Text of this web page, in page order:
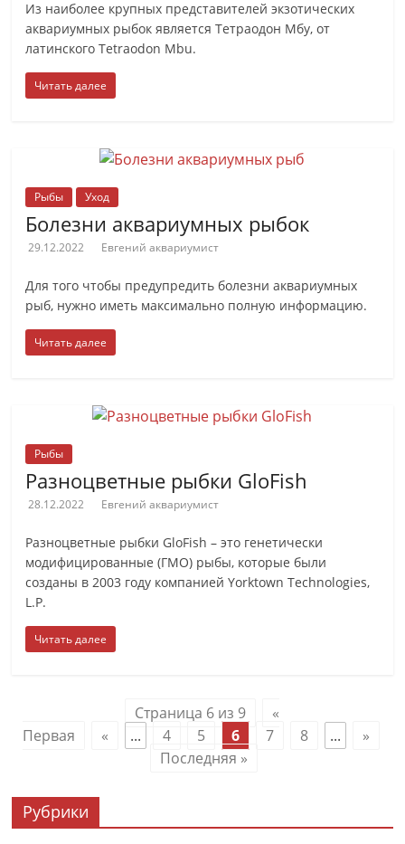
Из наиболее крупных представителей экзотических
аквариумных рыбок является Тетраодон Мбу, от
латинского Tetraodon Mbu.
Читать далее
Рыбы Уход
Болезни аквариумных рыбок
29.12.2022 Евгений аквариумист
Для того чтобы предупредить болезни аквариумных
рыб, нужно иметь максимально полную информацию.
Читать далее
Рыбы
Разноцветные рыбки GloFish
28.12.2022 Евгений аквариумист
Разноцветные рыбки GloFish – это генетически
модифицированные (ГМО) рыбы, которые были
созданы в 2003 году компанией Yorktown Technologies,
L.P.
Читать далее
Страница 6 из 9
«
Первая
« ... 4 5 6 7 8 ...
»
Последняя »
Рубрики